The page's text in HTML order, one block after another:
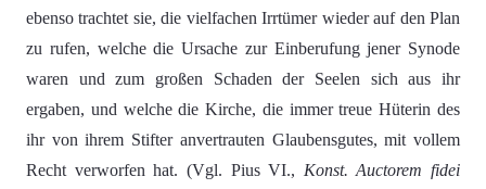
ebenso trachtet sie, die vielfachen Irrtümer wieder auf den Plan
zu rufen, welche die Ursache zur Einberufung jener Synode
waren und zum großen Schaden der Seelen sich aus ihr
ergaben, und welche die Kirche, die immer treue Hüterin des
ihr von ihrem Stifter anvertrauten Glaubensgutes, mit vollem
Recht verworfen hat. (Vgl. Pius VI., Konst. Auctorem fidei